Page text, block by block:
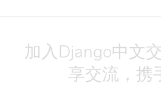
加入Django中文
享交流，携